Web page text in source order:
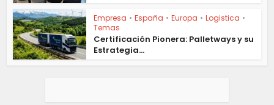
Empresa • España • Europa • Logistica •
Temas
Certificación Pionera: Palletways y su
Estrategia...